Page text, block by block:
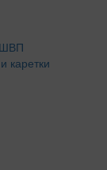
ШВП
каретки